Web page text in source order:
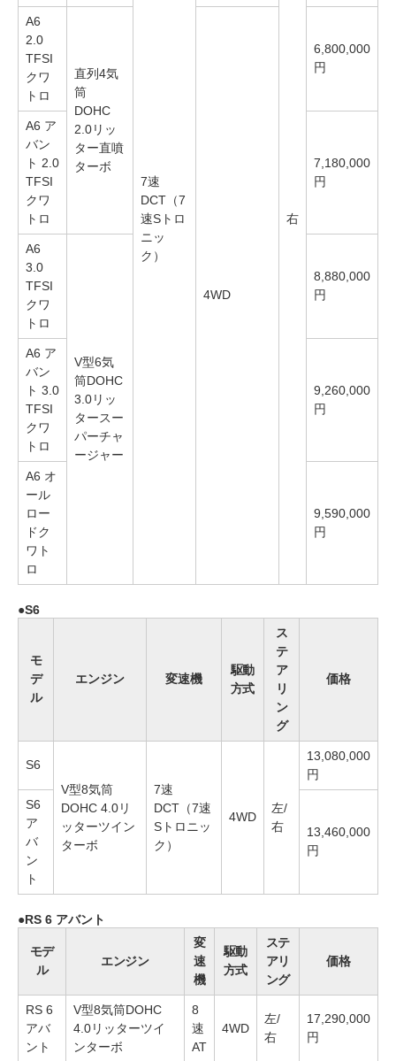
7速
DCT（7
速Sトロ
ニッ
ク）
右
A6
2.0
TFSI
クワ
トロ
直列4気
筒
DOHC
2.0リッ
ター直噴
ターボ
4WD
6,800,000
円
A6 ア
バン
ト 2.0
TFSI
クワ
トロ
7,180,000
円
A6
3.0
TFSI
クワ
トロ
V型6気
筒DOHC
3.0リッ
タースー
パーチャ
ージャー
8,880,000
円
A6 ア
バン
ト 3.0
TFSI
クワ
トロ
9,260,000
円
A6 オ
ール
ロー
ドク
ワト
ロ
9,590,000
円
S6
モ
デ
ル
エンジン 変速機
駆動
方式
ス
テ
ア
リ
ン
グ
価格
S6
V型8気筒
DOHC 4.0リ
ッターツイン
ターボ
7速
DCT（7速
Sトロニッ
ク）
4WD
左/
右
13,080,000
円
S6
ア
バ
ン
ト
13,460,000
円
RS 6 アバント
モデ
ル
エンジン
変
速
機
駆動
方式
ステ
アリ
ング
価格
RS 6
アバ
ント
V型8気筒DOHC
4.0リッターツイ
ンターボ
8
速
AT
4WD
左/
右
17,290,000
円